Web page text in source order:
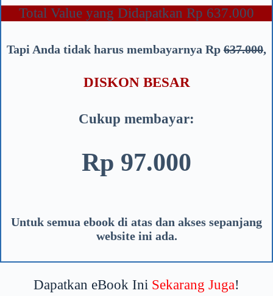
Total Value yang Didapatkan Rp 637.000
Tapi Anda tidak harus membayarnya Rp 637.000,
DISKON BESAR
Cukup membayar:
Rp 97.000
Untuk semua ebook di atas dan akses sepanjang
website ini ada.
Dapatkan eBook Ini Sekarang Juga!